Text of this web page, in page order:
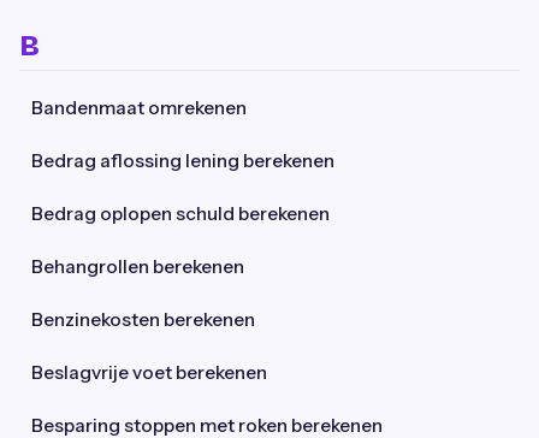
B
Bandenmaat omrekenen
Bedrag aflossing lening berekenen
Bedrag oplopen schuld berekenen
Behangrollen berekenen
Benzinekosten berekenen
Beslagvrije voet berekenen
Besparing stoppen met roken berekenen